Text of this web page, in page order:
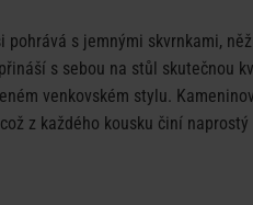
pohrává s jemnými skvrnkami,
s sebou na stůl skutečnou
venkovském stylu.
z každého kousku činí